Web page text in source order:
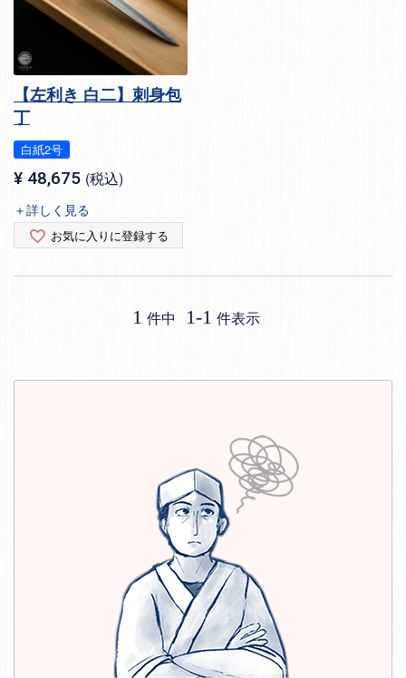
【左利き 白二】刺身包
丁
白紙2号
¥ 48,675 税込
＋詳しく見る
お気に入りに登録する
1 件中 1-1 件表示